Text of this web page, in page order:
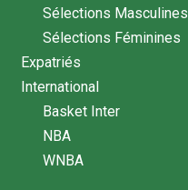
Sélections Masculines
Sélections Féminines
Expatriés
International
Basket Inter
NBA
WNBA